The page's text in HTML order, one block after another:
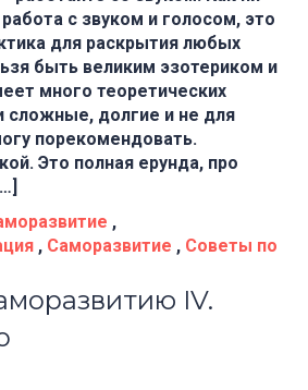
с звуком и голосом, это
для раскрытия любых
быть великим эзотериком и
много теоретических
сложные, долгие и не для
порекомендовать.
Это полная ерунда, про
,
, Саморазвитие , Советы по
IV.